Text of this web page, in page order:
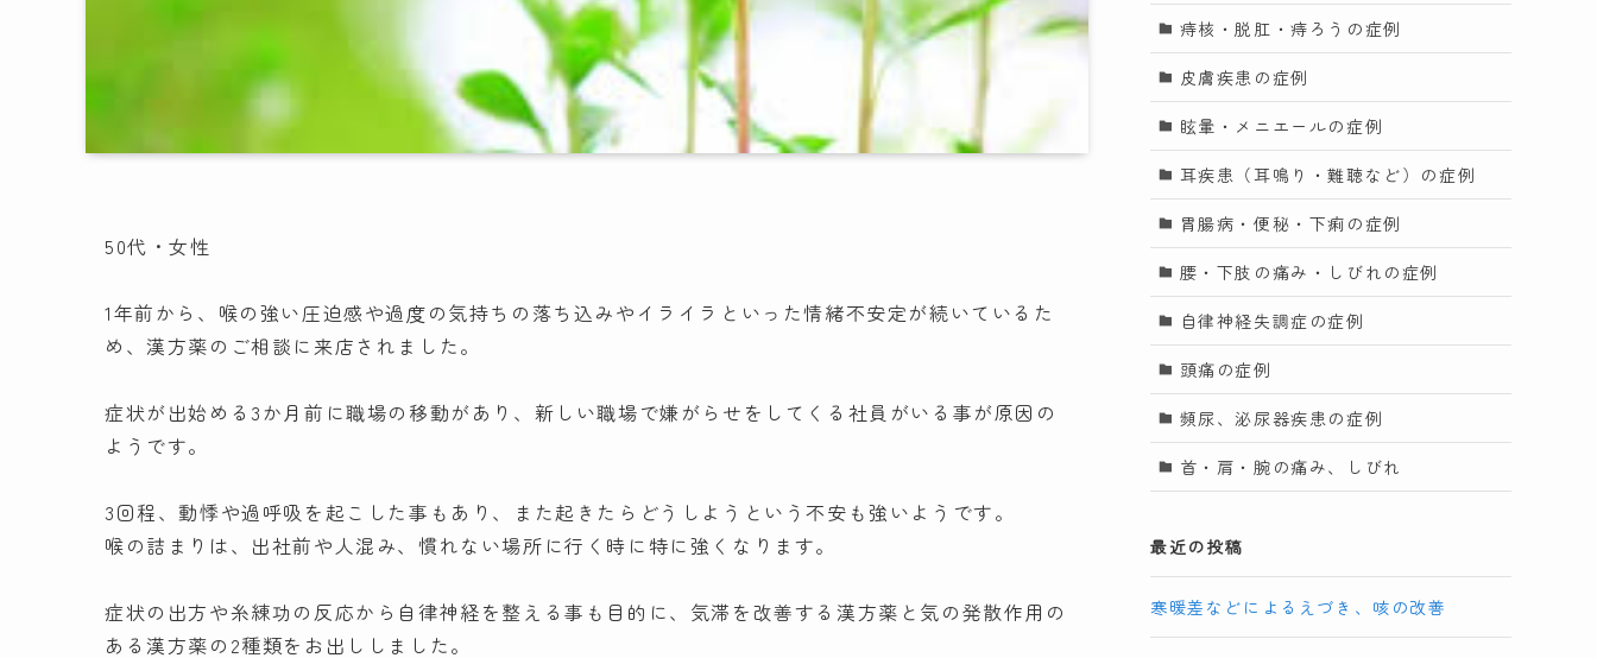
50代・女性
1年前から、喉の強い圧迫感や過度の気持ちの落ち込みやイライラといった情緒不安定が続いているた
め、漢方薬のご相談に来店されました。
症状が出始める3か月前に職場の移動があり、新しい職場で嫌がらせをしてくる社員がいる事が原因の
ようです。
3回程、動悸や過呼吸を起こした事もあり、また起きたらどうしようという不安も強いようです。
喉の詰まりは、出社前や人混み、慣れない場所に行く時に特に強くなります。
症状の出方や糸練功の反応から自律神経を整える事も目的に、気滞を改善する漢方薬と気の発散作用の
ある漢方薬の2種類をお出ししました。
痔核・脱肛・痔ろうの症例
皮膚疾患の症例
眩暈・メニエールの症例
耳疾患（耳鳴り・難聴など）の症例
胃腸病・便秘・下痢の症例
腰・下肢の痛み・しびれの症例
自律神経失調症の症例
頭痛の症例
頻尿、泌尿器疾患の症例
首・肩・腕の痛み、しびれ
最近の投稿
寒暖差などによるえづき、咳の改善